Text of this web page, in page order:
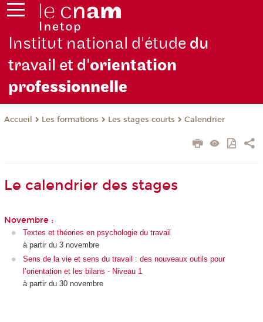
Institut national d'étude du
travail et d'orientation
professionnelle
Accueil Les formations Les stages courts Calendrier
Le calendrier des stages
Novembre :
Textes et théories en psychologie du travail
à partir du 3 novembre
Sens de la vie et sens du travail : des nouveaux outils pour
l’orientation et les bilans - Niveau 1
à partir du 30 novembre